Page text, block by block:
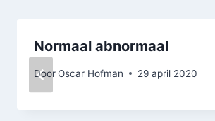
Normaal abnormaal
DoorOscar Hofman 29 april 2020